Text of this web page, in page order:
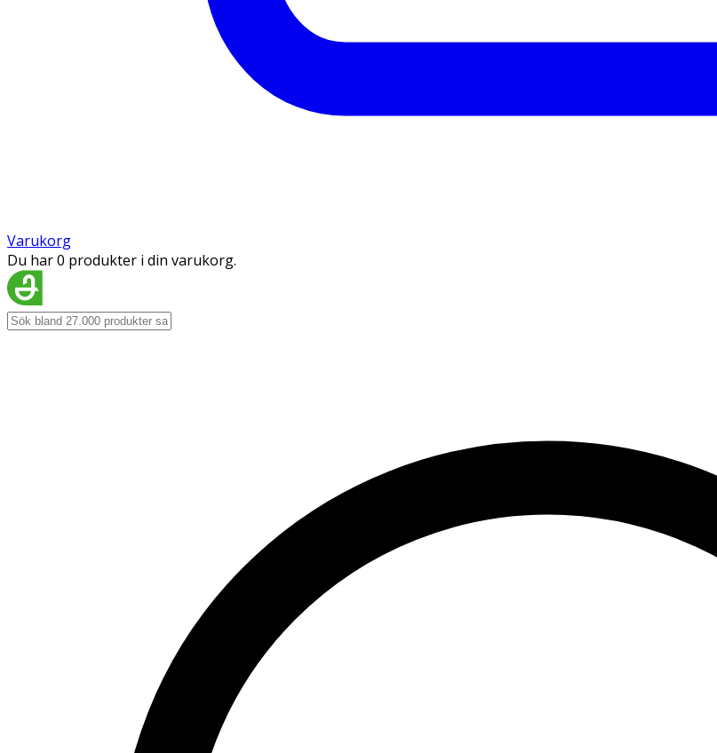
Varukorg
Du har 0 produkter i din varukorg.